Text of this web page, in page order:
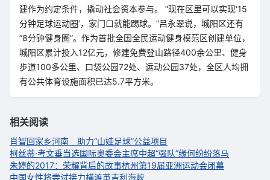
建作为约定条件，撬动社会资本参与。 “现在区里可以实现‘15
分钟足球运动圈’，家门口就能踢球。”吕永翠说，城阳区还有
“8分钟健身圈”。作为首批全国全民运动健身模范区创建单位，
城阳区累计投入12亿元，修建免费登山路径400余公里、健身
步道100多公里、口袋公园72处、运动公园37处，全区人均拥
有公共体育设施面积已达5.7平方米。
相关阅读
肖智回家乡河南 助力“山娃足球”公益项目
柯丝蒂·考文垂当选国际奥委会主席中超“强队”缘何纷纷落马
朱婷的2017：荣耀背后的故事杭州第19届亚洲运动会闭幕
中国女性将尝试接力横渡英吉利海峡